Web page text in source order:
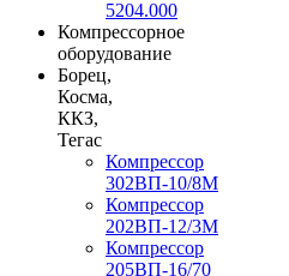
5204.000
Компрессорное
оборудование
Борец,
Косма,
ККЗ,
Тегас
Компрессор
302ВП-10/8М
Компрессор
202ВП-12/3М
Компрессор
205ВП-16/70